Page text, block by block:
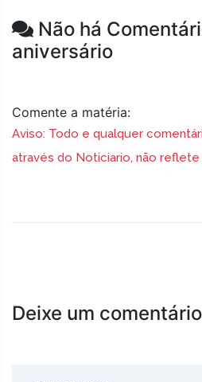
Não há
aniversário
Comente a matéria:
Aviso: Todo e qualquer
através do Noticiario, não
Deixe um comentário